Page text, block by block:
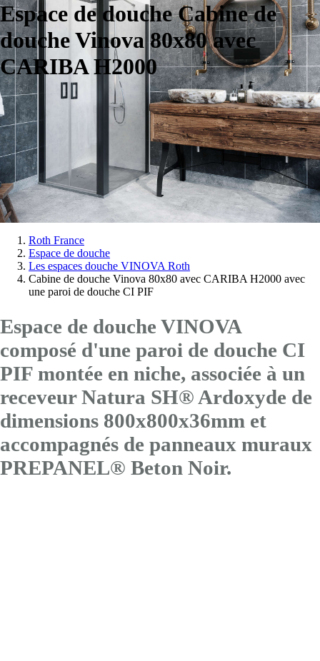
Espace de douche Cabine de
douche Vinova 80x80 avec
CARIBA H2000
Vous
êtes
Roth France
Espace de douche
Les espaces douche VINOVA Roth
Cabine de douche Vinova 80x80 avec CARIBA H2000 avec
une paroi de douche CI PIF
Espace de douche VINOVA
composé d'une paroi de douche CI
PIF montée en niche, associée à un
receveur Natura SH® Ardoxyde de
dimensions 800x800x36mm et
accompagnés de panneaux muraux
PREPANEL® Beton Noir.